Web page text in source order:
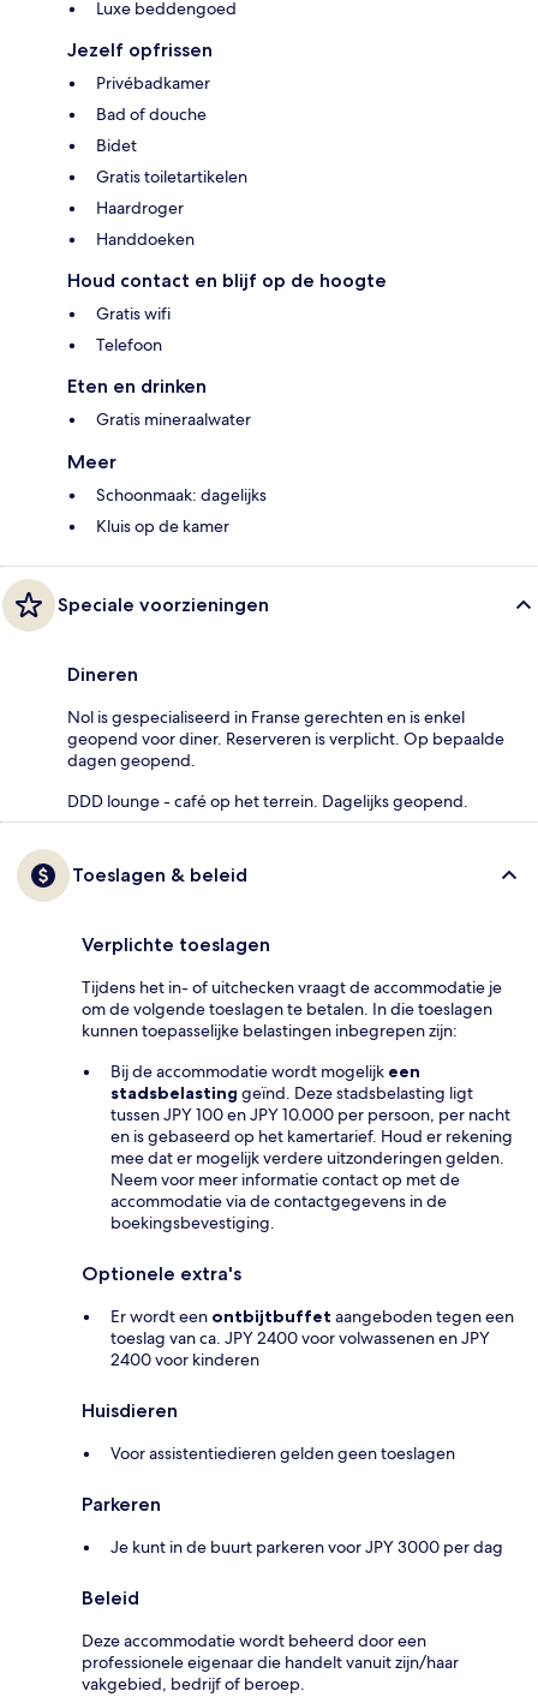
Luxe beddengoed
Jezelf opfrissen
Privébadkamer
Bad of douche
Bidet
Gratis toiletartikelen
Haardroger
Handdoeken
Houd contact en blijf op de hoogte
Gratis wifi
Telefoon
Eten en drinken
Gratis mineraalwater
Meer
Schoonmaak: dagelijks
Kluis op de kamer
Speciale voorzieningen
Dineren
Nol is gespecialiseerd in Franse gerechten en is enkel
geopend voor diner. Reserveren is verplicht. Op bepaalde
dagen geopend.
DDD lounge - café op het terrein. Dagelijks geopend.
Toeslagen & beleid
Verplichte toeslagen
Tijdens het in- of uitchecken vraagt de accommodatie je
om de volgende toeslagen te betalen. In die toeslagen
kunnen toepasselijke belastingen inbegrepen zijn:
Bij de accommodatie wordt mogelijk een
stadsbelasting geïnd. Deze stadsbelasting ligt
tussen JPY 100 en JPY 10.000 per persoon, per nacht
en is gebaseerd op het kamertarief. Houd er rekening
mee dat er mogelijk verdere uitzonderingen gelden.
Neem voor meer informatie contact op met de
accommodatie via de contactgegevens in de
boekingsbevestiging.
Optionele extra's
Er wordt een ontbijtbuffet aangeboden tegen een
toeslag van ca. JPY 2400 voor volwassenen en JPY
2400 voor kinderen
Huisdieren
Voor assistentiedieren gelden geen toeslagen
Parkeren
Je kunt in de buurt parkeren voor JPY 3000 per dag
Beleid
Deze accommodatie wordt beheerd door een
professionele eigenaar die handelt vanuit zijn/haar
vakgebied, bedrijf of beroep.